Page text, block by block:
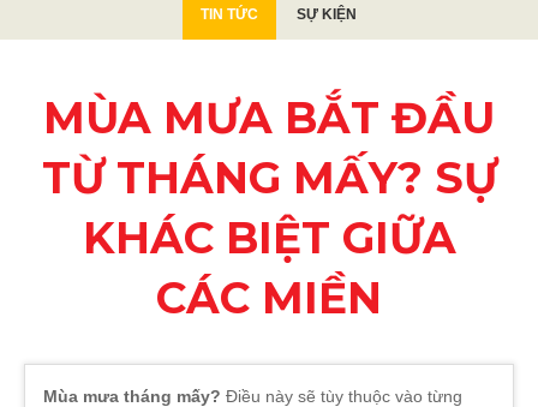
TIN TỨC SỰ KIỆN
MÙA MƯA BẮT ĐẦU
TỪ THÁNG MẤY? SỰ
KHÁC BIỆT GIỮA
CÁC MIỀN
Mùa mưa tháng mấy? Điều này sẽ tùy thuộc vào từng